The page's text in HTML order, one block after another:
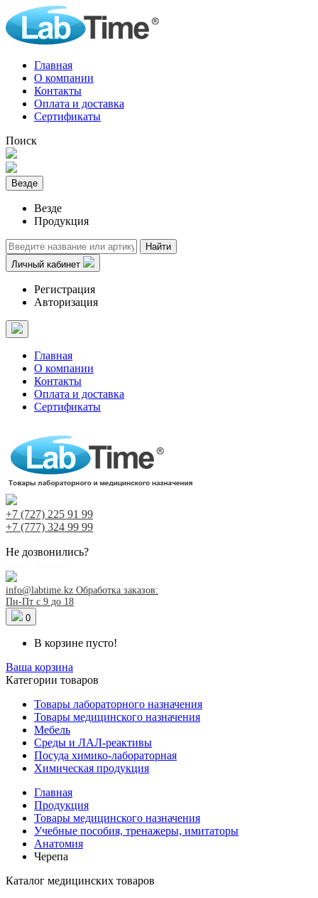
Главная
О компании
Контакты
Оплата и доставка
Сертификаты
Поиск
Везде
Везде
Продукция
Найти
Личный кабинет
Регистрация
Авторизация
Главная
О компании
Контакты
Оплата и доставка
Сертификаты
+7 (727) 225 91 99
+7 (777) 324 99 99
Не дозвонились?
info@labtime.kz Обработка заказов:
Пн-Пт с 9 до 18
0
В корзине пусто!
Ваша корзина
Категории товаров
Товары лабораторного назначения
Товары медицинского назначения
Мебель
Среды и ЛАЛ-реактивы
Посуда химико-лабораторная
Химическая продукция
Главная
Продукция
Товары медицинского назначения
Учебные пособия, тренажеры, имитаторы
Анатомия
Черепа
Каталог медицинских товаров